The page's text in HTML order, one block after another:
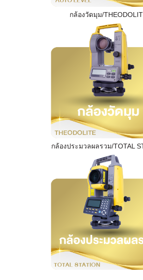
กล้องวัดมุม/
กล้องประมวลผลรวม/TOTAL